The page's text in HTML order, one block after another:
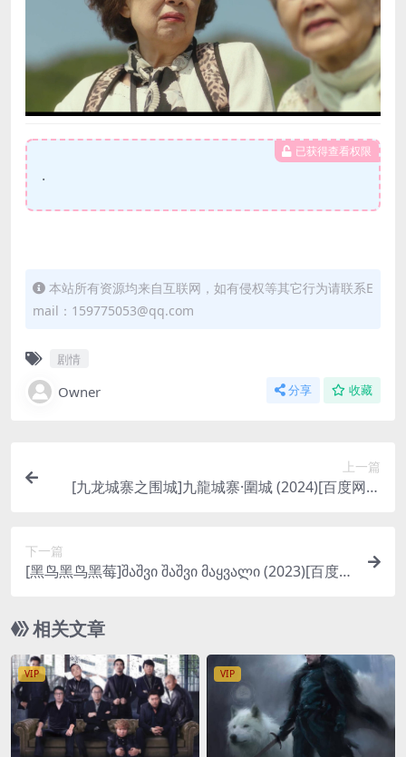
已获得查看权限
.
本站所有资源均来自互联网，如有侵权等其它行为请联系E
mail：159775053@qq.com
剧情
Owner 分享 收藏
上一篇
[九龙城寨之围城]九龍城寨·圍城 (2024)[百度网盘
下一篇
[黑鸟黑鸟黑莓]შაშვი შაშვი მაყვალი (2023)[百度网
下载][MP4/7.2GB][中英字幕]
相关文章
VIP VIP